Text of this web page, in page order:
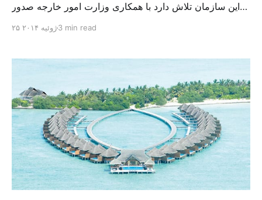
این سازمان تلاش دارد با همکاری وزارت امور خارجه صدور
تسهیل کرده و زمان روادید را از دو هفته به یک ماه افزایش
در عرصه […]
۲۵ ژوئیه ۲۰۱۴3 min read